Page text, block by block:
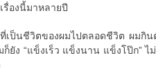
รื่องนี้มาหลายปี
ที่เป็นชีวิตของผมไปตลอดชีวิต ผมกิ
ยัง “แข็งเร็ว แข็งนาน แข็งโป๊ก” ไ